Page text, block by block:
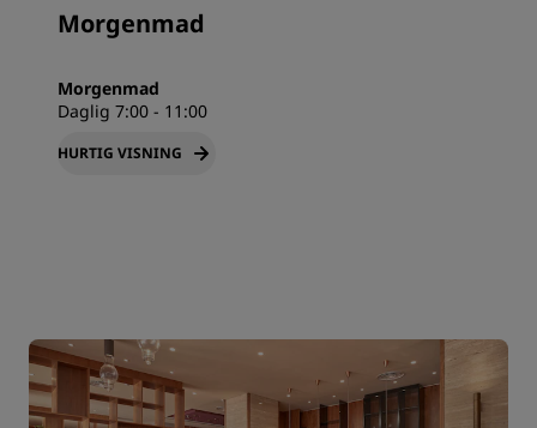
Morgenmad
Morgenmad
Daglig 7:00 - 11:00
HURTIG VISNING